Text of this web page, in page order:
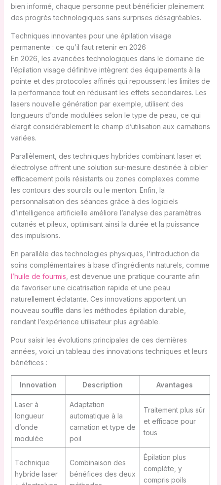
bien informé, chaque personne peut bénéficier pleinement
des progrès technologiques sans surprises désagréables.
Techniques innovantes pour une épilation visage
permanente : ce qu’il faut retenir en 2026
En 2026, les avancées technologiques dans le domaine de
l’épilation visage définitive intègrent des équipements à la
pointe et des protocoles affinés qui repoussent les limites de
la performance tout en réduisant les effets secondaires. Les
lasers nouvelle génération par exemple, utilisent des
longueurs d’onde modulées selon le type de peau, ce qui
élargit considérablement le champ d’utilisation aux carnations
variées.
Parallèlement, des techniques hybrides combinant laser et
électrolyse offrent une solution sur-mesure destinée à cibler
efficacement poils résistants ou zones complexes comme
les contours des sourcils ou le menton. Enfin, la
personnalisation des séances grâce à des logiciels
d’intelligence artificielle améliore l’analyse des paramètres
cutanés et pileux, optimisant ainsi la durée et la puissance
des impulsions.
En parallèle des technologies physiques, l’introduction de
soins complémentaires à base d’ingrédients naturels, comme
l’huile de fourmis, est devenue une pratique courante afin
de favoriser une cicatrisation rapide et une peau
naturellement éclatante. Ces innovations apportent un
nouveau souffle dans les méthodes épilation durable,
rendant l’expérience utilisateur plus agréable.
Pour saisir les évolutions principales de ces dernières
années, voici un tableau des innovations techniques et leurs
bénéfices :
Innovation Description Avantages
Laser à
longueur
d’onde
modulée
Adaptation
automatique à la
carnation et type de
poil
Traitement plus sûr
et efficace pour
tous
Technique
hybride laser
Combinaison des
bénéfices des deux
Épilation plus
complète, y
compris poils